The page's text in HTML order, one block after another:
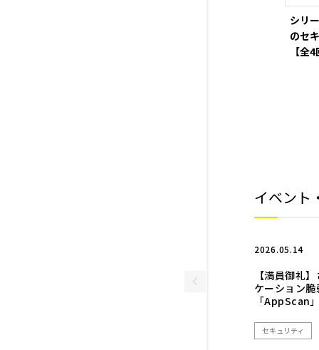
シリ
のセ
【全
イベント
2026.05.14
【満員御礼
ケーション
「AppScan
セキュリティ